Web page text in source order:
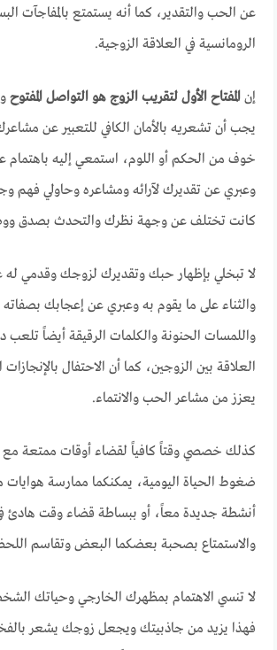
عن الحب والتقدير، كما أنه يستمتع بالمفاجآت
الرومانسية في العلاقة الزوجية.
إنالمفتاح الأول لتقريب الزوج هو التواصل المفتوح
يجب أن تشعريه بالأمان الكافي للتعبير عن
خوف من الحكم أو اللوم، استمعي إليه باهتمام
وعبري عن تقديرك لآرائه ومشاعره وحاولي فهم
كانت تختلف عن وجهة نظرك والتحدث بصدق
لا تبخلي بإظهار حبك وتقديرك لزوجك وقدمي له
والثناء على ما يقوم به وعبري عن إعجابك بصفاته
واللمسات الحنونة والكلمات الرقيقة أيضاً تلعب
العلاقة بين الزوجين، كما أن الاحتفال بالإنجازات
يعزز من مشاعر الحب والانتماء.
كذلك خصصي وقتاً كافياً لقضاء أوقات ممتعة
ضغوط الحياة اليومية، يمكنكما ممارسة هوايات
أنشطة جديدة معاً، أو ببساطة قضاء وقت هادئ
والاستمتاع بصحبة بعضكما البعض وتقاسم
لا تنسي الاهتمام بمظهرك الخارجي وحياتك
فهذا يزيد من جاذبيتك ويجعل زوجك يشعر